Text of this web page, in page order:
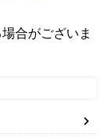
合がございま